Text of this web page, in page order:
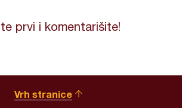
prvi i komentarišite!
Vrh stranice